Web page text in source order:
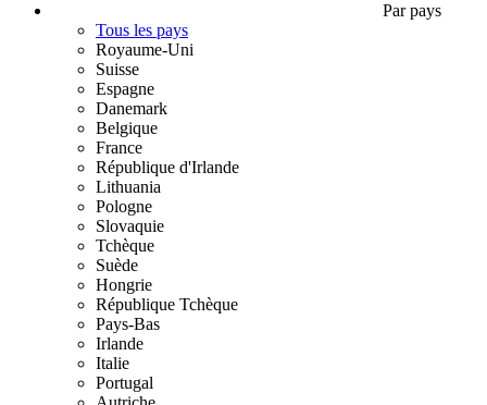
Par pays
Tous les pays
Royaume-Uni
Suisse
Espagne
Danemark
Belgique
France
République d'Irlande
Lithuania
Pologne
Slovaquie
Tchèque
Suède
Hongrie
République Tchèque
Pays-Bas
Irlande
Italie
Portugal